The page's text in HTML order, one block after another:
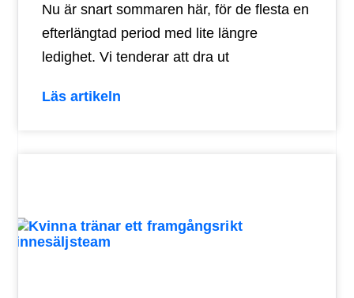
Nu är snart sommaren här, för de flesta en
efterlängtad period med lite längre
ledighet. Vi tenderar att dra ut
Läs artikeln